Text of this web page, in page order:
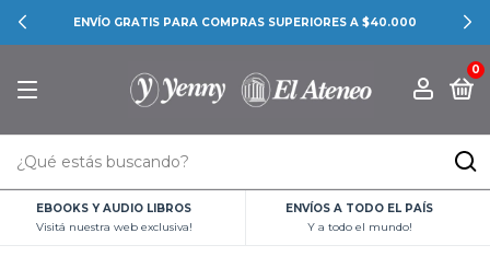
ENVÍO GRATIS PARA COMPRAS SUPERIORES A $40.000
0
EBOOKS Y AUDIO LIBROS
Visitá nuestra web exclusiva!
ENVÍOS A TODO EL PAÍS
Y a todo el mundo!